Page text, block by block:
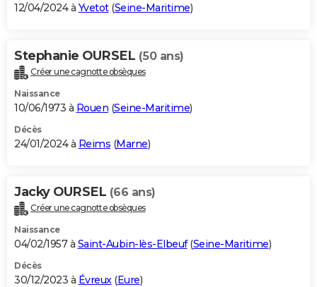
12/04/2024 à Yvetot(Seine-Maritime)
Stephanie OURSEL (50 ans)
Créer une cagnotte obsèques
Naissance
10/06/1973 à Rouen (Seine-Maritime)
Décès
24/01/2024 à Reims (Marne)
Jacky OURSEL (66 ans)
Créer une cagnotte obsèques
Naissance
04/02/1957 à Saint-Aubin-lès-Elbeuf(Seine-Maritime)
Décès
30/12/2023 à Évreux (Eure)